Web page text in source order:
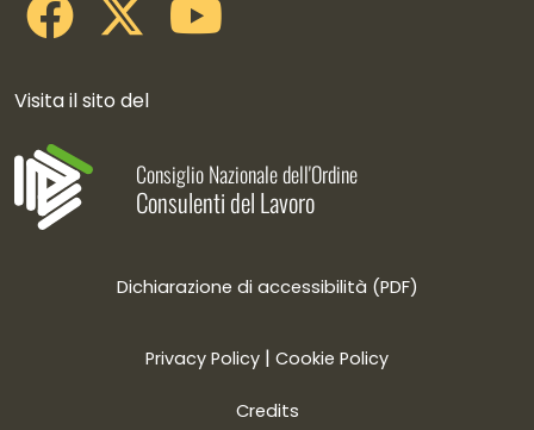
Visita il sito del
Consiglio Nazionale dell'Ordine
Consulenti del Lavoro
Dichiarazione di accessibilità (PDF)
Privacy Policy | Cookie Policy
Credits